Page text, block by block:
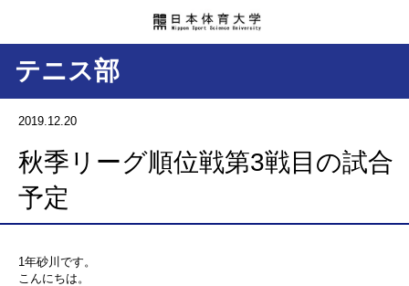
テニス部
2019.12.20
秋季リーグ順位戦第3戦目の試合
予定
1年砂川です。
こんにちは。